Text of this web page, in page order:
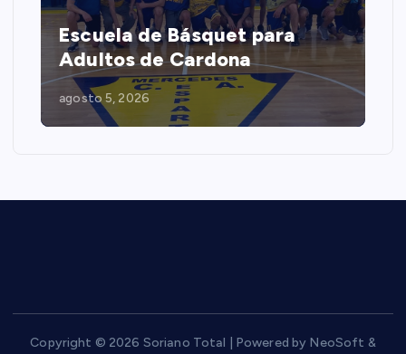
Escuela de Básquet para
Adultos de Cardona
agosto 5, 2026
Copyright © 2026 Soriano Total | Powered by NeoSoft &